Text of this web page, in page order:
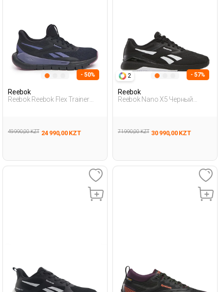
- 50%
Reebok
Reebok Reebok Flex Trainer
49 990,00 KZT 24 990,00 KZT
2 - 57%
Reebok
Reebok Nano X5 Черный
71 990,00 KZT 30 990,00 KZT